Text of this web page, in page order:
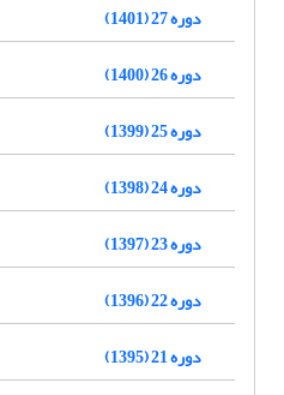
دوره 27 (1401)
دوره 26 (1400)
دوره 25 (1399)
دوره 24 (1398)
دوره 23 (1397)
دوره 22 (1396)
دوره 21 (1395)